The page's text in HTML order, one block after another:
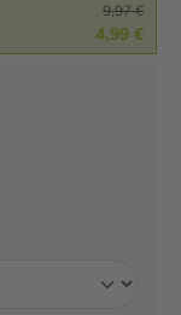
9,97 €
4,99 €